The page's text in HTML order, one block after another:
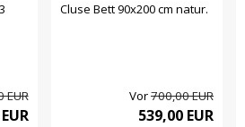
EUR
Cluse Bett 90x200 cm natur.
Vor700,00 EUR
539,00 EUR